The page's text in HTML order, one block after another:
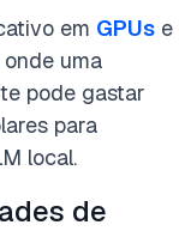
em GPUs e
uma
pode gastar
para
local.
de